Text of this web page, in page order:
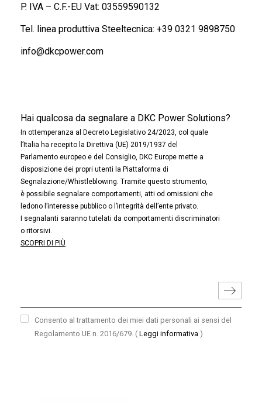
P. IVA – C.F.-EU Vat: 03559590132
Tel. linea produttiva Steeltecnica: +39 0321 9898750
info@dkcpower.com
Hai qualcosa da segnalare a DKC Power Solutions?
In ottemperanza al Decreto Legislativo 24/2023, col quale
l’Italia ha recepito la Direttiva (UE) 2019/1937 del
Parlamento europeo e del Consiglio, DKC Europe mette a
disposizione dei propri utenti la Piattaforma di
Segnalazione/Whistleblowing. Tramite questo strumento,
è possibile segnalare comportamenti, atti od omissioni che
ledono l’interesse pubblico o l’integrità dell’ente privato.
I segnalanti saranno tutelati da comportamenti discriminatori
o ritorsivi.
SCOPRI DI PIÙ
Consento al trattamento dei miei dati personali ai sensi del
Regolamento UE n. 2016/679. ( Leggi informativa )